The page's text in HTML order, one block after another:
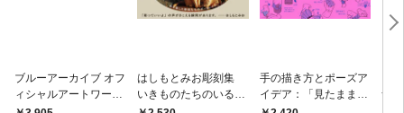
ブルーアーカイブ オフ
ィシャルアートワーク
ス
はしもとみお彫刻集
いきものたちのいると
ころ
手の描き方とポーズア
イデア：「見たまま描
く」から「思い通りに
ナ